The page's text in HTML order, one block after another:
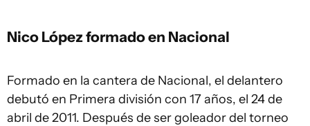
Nico López formado en Nacional
Formado en la cantera de Nacional, el delantero
debutó en Primera división con 17 años, el 24 de
abril de 2011. Después de ser goleador del torneo